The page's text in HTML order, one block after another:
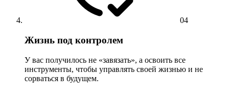
04
Жизнь под контролем
У вас получилось не «завязать», а освоить все
инструменты, чтобы управлять своей жизнью и не
сорваться в будущем.